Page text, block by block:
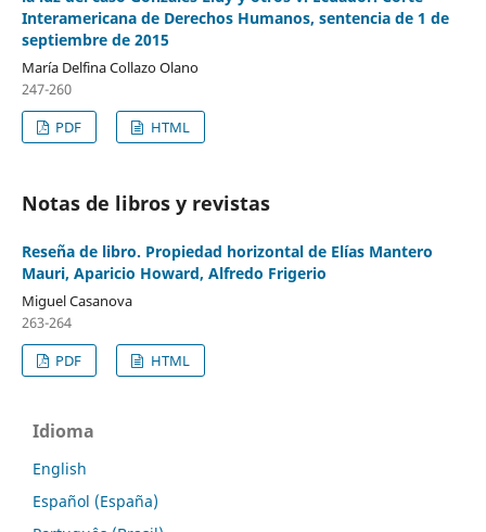
Interamericana de Derechos Humanos, sentencia de 1 de
septiembre de 2015
María Delfina Collazo Olano
247-260
PDF
HTML
Notas de libros y revistas
Reseña de libro. Propiedad horizontal de Elías Mantero
Mauri, Aparicio Howard, Alfredo Frigerio
Miguel Casanova
263-264
PDF
HTML
Idioma
English
Español (España)